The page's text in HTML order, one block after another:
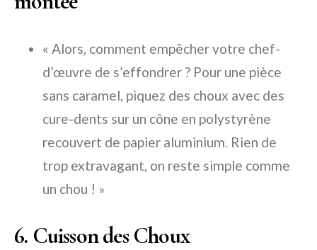
« Alors, comment empêcher votre chef-
d’œuvre de s’effondrer ? Pour une pièce
sans caramel, piquez des choux avec des
cure-dents sur un cône en polystyrène
recouvert de papier aluminium. Rien de
trop extravagant, on reste simple comme
un chou ! »
6. Cuisson des Choux